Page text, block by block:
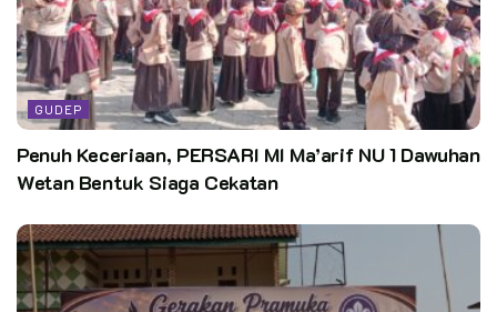
GUDEP
Penuh Keceriaan, PERSARI MI Ma’arif NU 1 Dawuhan
Wetan Bentuk Siaga Cekatan